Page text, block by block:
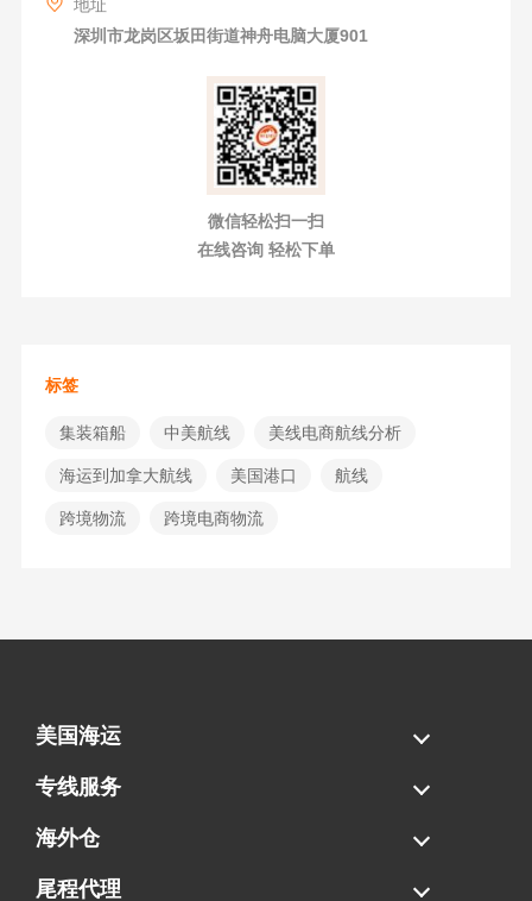
地址
深圳市龙岗区坂田街道神舟电脑大厦901
微信轻松扫一扫
在线咨询 轻松下单
标签
集装箱船 中美航线 美线电商航线分析
海运到加拿大航线 美国港口 航线
跨境物流 跨境电商物流
美国海运
海运拼柜
海运整柜
美国海卡
加拿大海运
专线服务
FBA专线直送
超大件专线
AWD专线
电池专线
海外仓
一件代发
FBA中转
贴标换标
拆柜/存储
尾程代理